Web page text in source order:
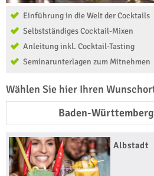
Einführung in die Welt der Cocktails
Selbstständiges Cocktail-Mixen
Anleitung inkl. Cocktail-Tasting
Seminarunterlagen zum Mitnehmen
Wählen Sie hier Ihren
Baden-Württemberg
Albstadt